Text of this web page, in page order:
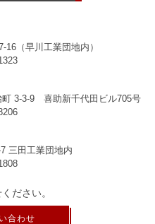
（早川工業団地内）
3-3-9 喜助新千代田ビル705号
三田工業団地内
ださい。
合わせ